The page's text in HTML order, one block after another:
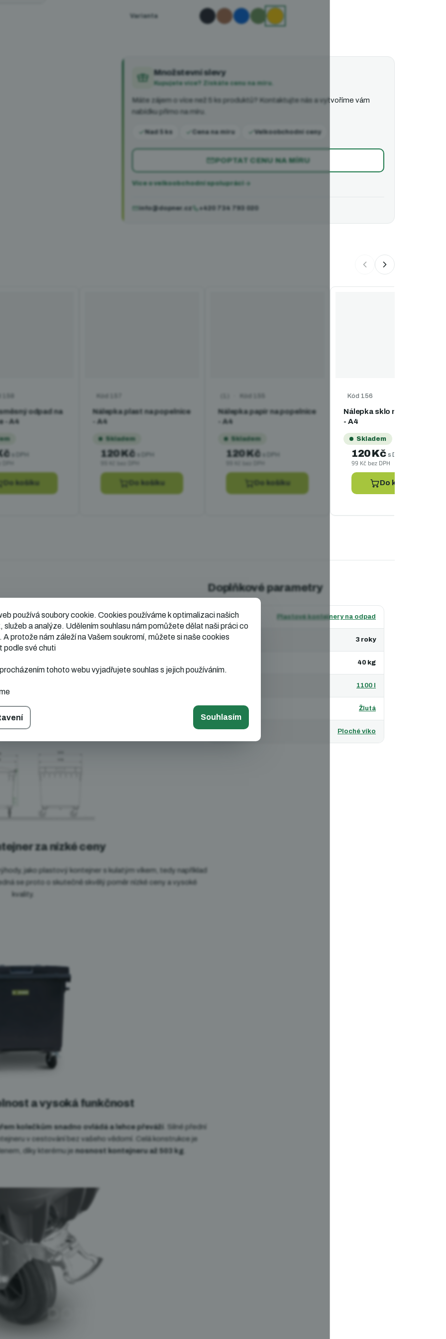
používá soubory cookie. Cookies používáme k optimalizaci našich
služeb a analýze. Udělením souhlasu nám pomůžete dělat naši práci co
A protože nám záleží na Vašem soukromí, můžete si naše cookies
podle své chuti
tohoto webu vyjadřujete souhlas s jejich používáním.
Souhlasím
Varianta ČernáHnědáModráZelenáŽlutá (vybráno)
Množstevní slevy
Kupujete více? Získáte cenu na míru.
Máte zájem o více než 5 ks produktů? Kontaktujte nás a vytvoříme vám
nabídku přímo na míru.
Nad 5 ks Cena na míru Velkoobchodní ceny
POPTAT CENU NA MÍRU
Více o velkoobchodní spolupráci
info@dopner.cz +420 734 793 020
odpad na
- A4
Do košíku
Nálepka plast na popelnice
- A4
Skladem
99 Kč bez DPH
120 Kč
Do košíku
Nálepka papír na popelnice
- A4
Skladem
99 Kč bez DPH
120 Kč
Do košíku
Nálepka sklo na popelnice
- A4
Skladem
Kód 156
99 Kč bez DPH
120 Kčs DPH
Do košíku
1100 l plastový Dopner - žlutý
za nízké ceny
jako plastový kontejner s kulatým víkem, tedy například
se proto o skutečně skvělý poměr nízké ceny a vysoké
kvality.
a vysoká funkčnost
kolečkům snadno ovládá a lehce převáží
. Silné přední
v cestování bez vašeho vědomí. Celá konstrukce je
díky kterému je nosnost kontejneru až 503 kg.
Doplňkové parametry
Kategorie Plastové kontejnery na odpad
Záruka 3 roky
40 kg
1100 l
Žlutá
Typ víka: Ploché víko